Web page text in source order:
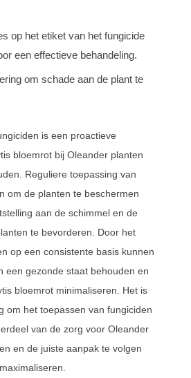
op het etiket van het fungicide
een effectieve behandeling.
om schade aan de plant te
is een proactieve
bloemrot bij Oleander planten
Reguliere toepassing van
om de planten te beschermen
aan de schimmel en de
te bevorderen. Door het
op een consistente basis kunnen
een gezonde staat behouden en
bloemrot minimaliseren. Het is
om het toepassen van fungiciden
van de zorg voor Oleander
en de juiste aanpak te volgen